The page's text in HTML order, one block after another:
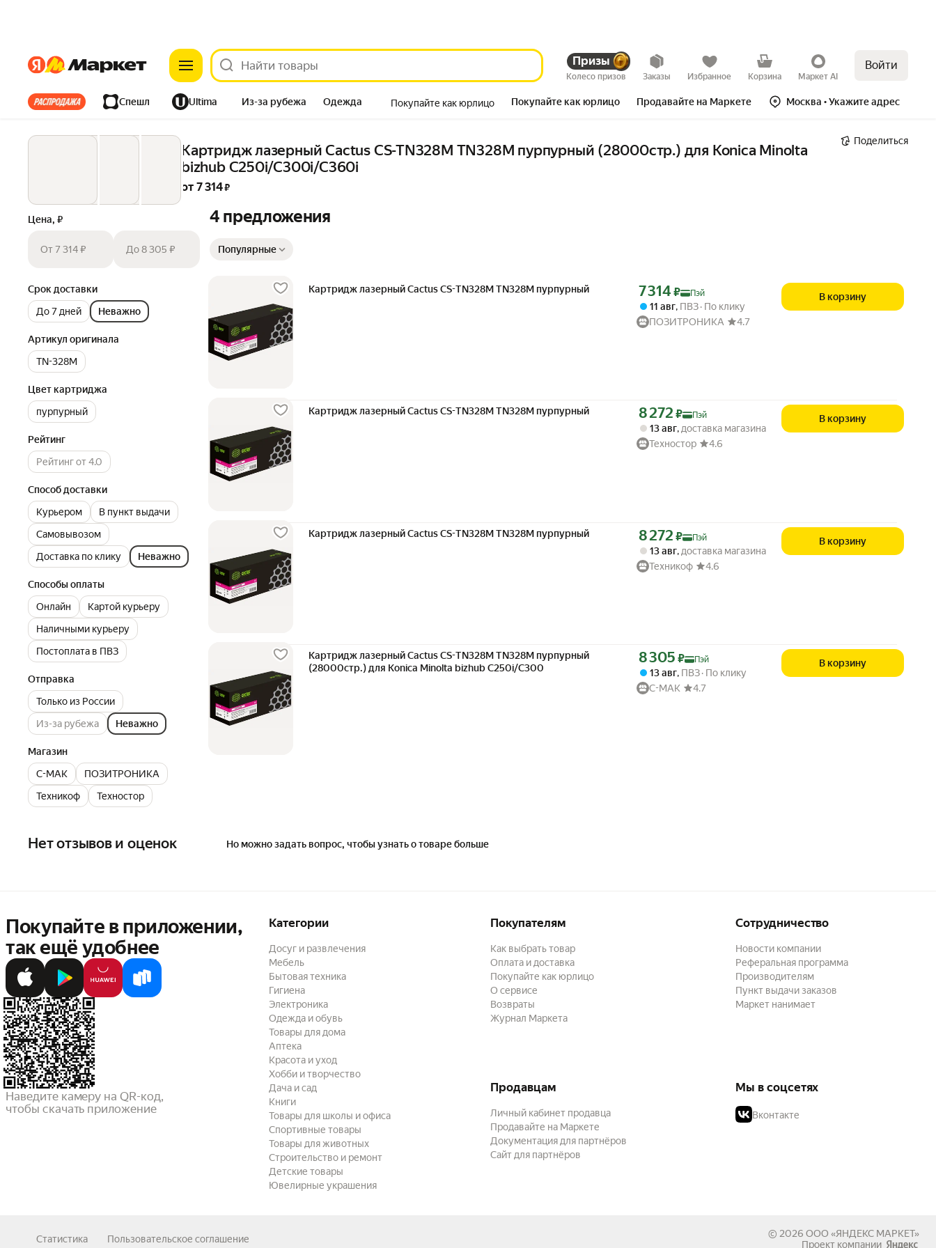
ЯндексЯндекс Призы
Колесо призов Заказы Избранное Корзина Маркет AI
Войти
Все хиты Спешл Ultima Из-за рубежа Одежда
Дом Ремонт Детям Красота
Покупайте как юрлицо Покупайте как юрлицо Продавайте на Маркете Москва • Укажите адрес
Картридж лазерный Cactus CS-TN328M TN328M пурпурный (28000стр.) для Konica Minolta
bizhub C250i/C300i/C360i
от 7 314 ₽
Поделиться
Цена, ₽
От 7 314 ₽ До 8 305 ₽
Срок доставки
До 7 дней
Неважно
Артикул оригинала
TN-328M
Цвет картриджа
пурпурный
Рейтинг
Рейтинг от 4.0
Способ доставки
Курьером
В пункт выдачи
Самовывозом
Доставка по клику
Неважно
Способы оплаты
Онлайн
Картой курьеру
Наличными курьеру
Постоплата в ПВЗ
Отправка
Только из России
Из-за рубежа
Неважно
Магазин
C-MAK
ПОЗИТРОНИКА
Техникоф
Техностор
4 предложения
Популярные
Картридж лазерный Cactus CS-TN328M TN328M пурпурный Цена с картой Яндекс Пэй 7314 ₽ вместо
7 314 ₽ Пэй
11 авг, ПВЗ По клику
ПОЗИТРОНИКА
4.7
В корзину
Картридж лазерный Cactus CS-TN328M TN328M пурпурный Цена с картой Яндекс Пэй 8272 ₽ вместо
8 272 ₽ Пэй
13 авг,доставка магазина
Техностор
4.6
В корзину
Картридж лазерный Cactus CS-TN328M TN328M пурпурный Цена с картой Яндекс Пэй 8272 ₽ вместо
8 272 ₽ Пэй
13 авг, доставка магазина
Техникоф
4.6
В корзину
Картридж лазерный Cactus CS-TN328M TN328M пурпурный
(28000стр.) для Konica Minolta bizhub C250i/C300
Цена с картой Яндекс Пэй 8305 ₽ вместо
8 305 ₽ Пэй
13 авг, ПВЗ По клику
C-MAK
4.7
В корзину
Нет отзывов и оценок Но можно задать вопрос, чтобы узнать о товаре больше
Покупайте в приложении,
так ещё удобнее
Наведите камеру на QR-код,
чтобы скачать приложение
Категории
Досуг и развлечения
Мебель
Бытовая техника
Гигиена
Электроника
Одежда и обувь
Товары для дома
Аптека
Красота и уход
Хобби и творчество
Дача и сад
Книги
Товары для школы и офиса
Спортивные товары
Товары для животных
Строительство и ремонт
Детские товары
Ювелирные украшения
Покупателям
Как выбрать товар
Оплата и доставка
Покупайте как юрлицо
О сервисе
Возвраты
Журнал Маркета
Сотрудничество
Новости компании
Реферальная программа
Производителям
Пункт выдачи заказов
Маркет нанимает
Продавцам
Личный кабинет продавца
Продавайте на Маркете
Документация для партнёров
Сайт для партнёров
Мы в соцсетях
Вконтакте
Статистика Пользовательское соглашение © 2026 ООО «ЯНДЕКС МАРКЕТ»
Проект компании